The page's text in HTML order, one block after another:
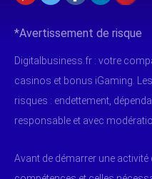
*Avertissement de risque
Digitalbusiness.fr : votre
casinos et bonus iGaming.
risques : endettement,
responsable et avec
Avant de démarrer une